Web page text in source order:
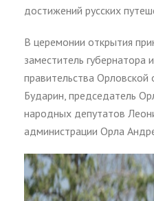
достижений русских
В церемонии открытия
заместитель губернатора
правительства Орловской
Бударин, председатель
народных депутатов
администрации Орла